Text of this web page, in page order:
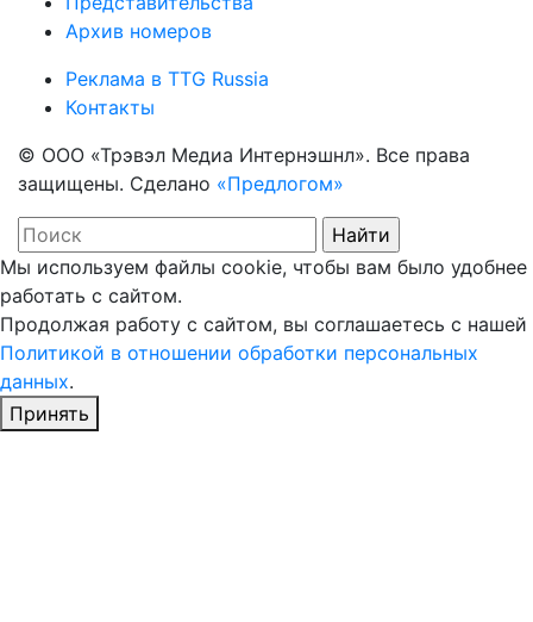
Архив номеров
Реклама в TTG Russia
Контакты
© ООО «Трэвэл Медиа Интернэшнл». Все права
защищены. Сделано «Предлогом»
Мы используем файлы cookie, чтобы вам было удобнее
работать с сайтом.
Продолжая работу с сайтом, вы соглашаетесь с нашей
Политикой в отношении обработки персональных
данных.
Принять